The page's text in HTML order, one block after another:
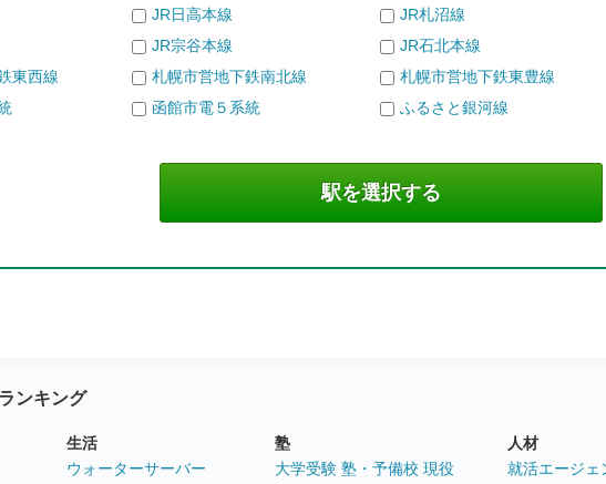
JR日高本線 JR札沼線
JR宗谷本線 JR石北本線
東西線
札幌市営地下鉄南北線 札幌市営地下鉄東豊線
函館市電５系統 ふるさと銀河線
ンキング
生活
ウォーターサーバー
塾
大学受験 塾・予備校 現役
人材
就活エージェ